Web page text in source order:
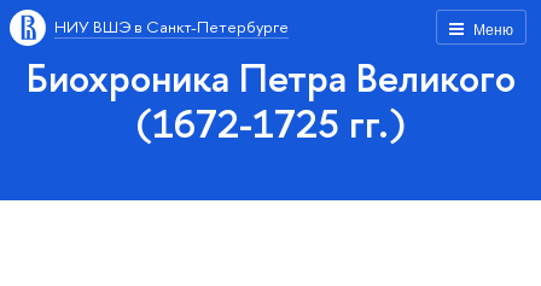
Меню
НИУ ВШЭ в Санкт-Петербурге
Биохроника Петра Великого
(1672-1725 гг.)